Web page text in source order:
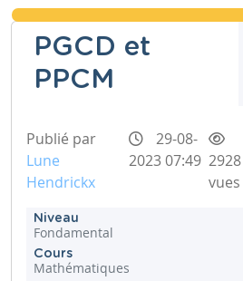
PGCD et
PPCM
Publié par
Lune
Hendrickx
29-08-
2023 07:49 2928
vues
Niveau
Fondamental
Cours
Mathématiques